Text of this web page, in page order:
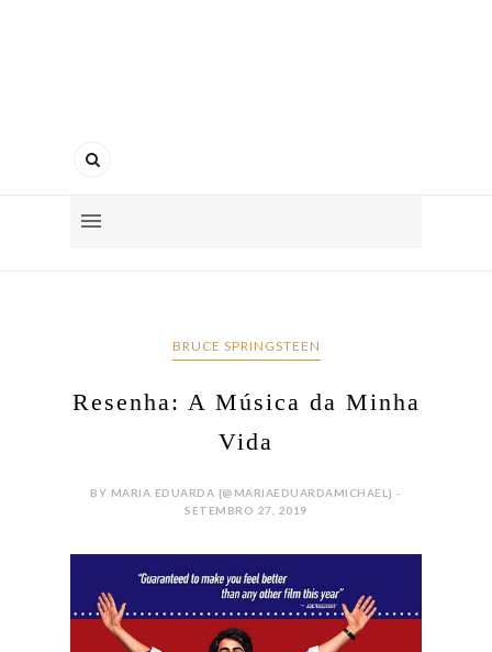
BRUCE SPRINGSTEEN
Resenha: A Música da Minha
Vida
BY MARIA EDUARDA {@MARIAEDUARDAMICHAEL} -
SETEMBRO 27, 2019